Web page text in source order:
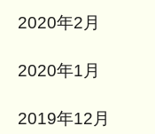
2020年2月
2020年1月
2019年12月